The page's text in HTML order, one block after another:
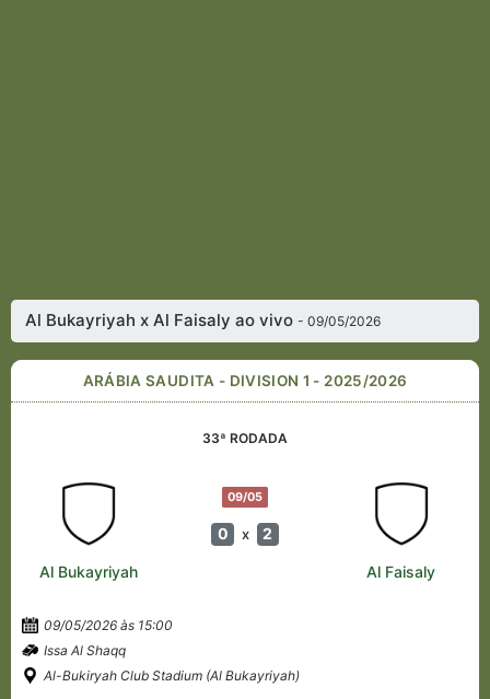
Al Bukayriyah x Al Faisaly ao vivo- 09/05/2026
ARÁBIA SAUDITA - DIVISION 1 - 2025/2026
33ª RODADA
09/05
0 x 2
Al Bukayriyah Al Faisaly
09/05/2026 às 15:00
Issa Al Shaqq
Al-Bukiryah Club Stadium (Al Bukayriyah)